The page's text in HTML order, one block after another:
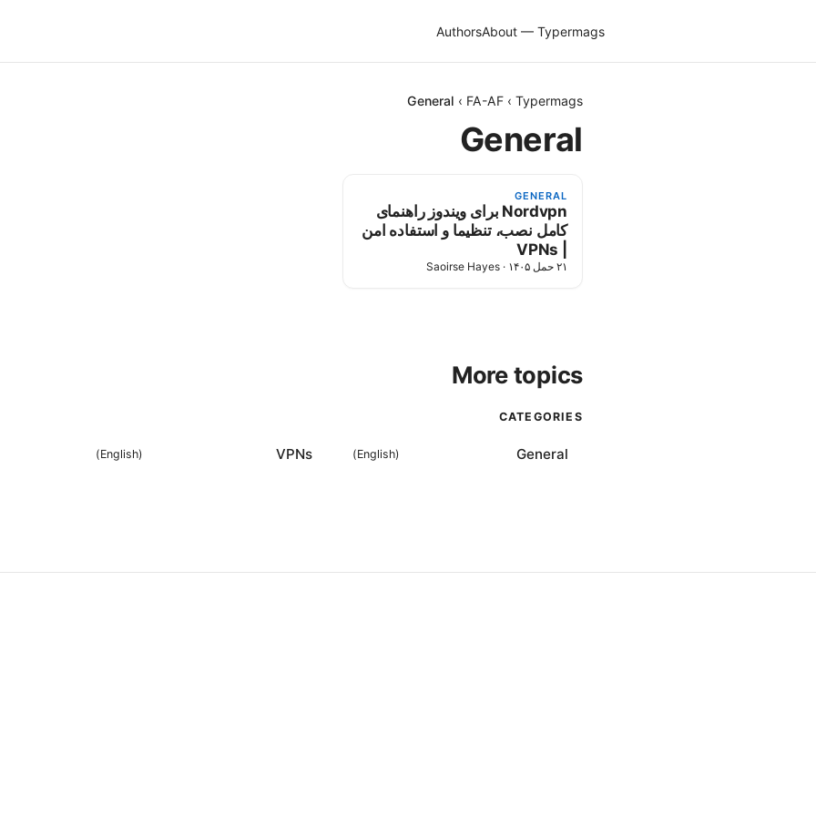
AuthorsAbout — Typermags
Typermags
›
FA-AF
›
General
General
GENERAL
Nordvpn برای ویندوز راهنمای
کامل نصب، تنظیما و استفاده امن
۲۱ حمل ۱۴۰۵ ·
Saoirse Hayes
More topics
CATEGORIES
General
(
English
)
VPNs
(
English
)